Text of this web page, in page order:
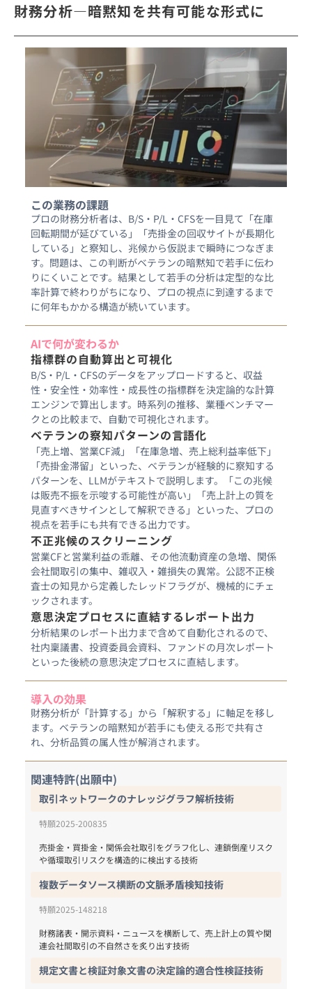
財務分析―暗黙知を共有可能な形式に
この業務の課題
プロの財務分析者は、B/S・P/L・CFSを一目見て「在庫
回転期間が延びている」「売掛金の回収サイトが長期化
している」と察知し、兆候から仮説まで瞬時につなぎま
す。問題は、この判断がベテランの暗黙知で若手に伝わ
りにくいことです。結果として若手の分析は定型的な比
率計算で終わりがちになり、プロの視点に到達するまで
AIで何が変わるか
指標群の自動算出と可視化
B/S・P/L・CFSのデータをアップロードすると、収益
性・安全性・効率性・成長性の指標群を決定論的な計算
エンジンで算出します。時系列の推移、業種ベンチマー
ベテランの察知パターンの言語化
「売上増、営業CF減」「在庫急増、売上総利益率低下」
「売掛金滞留」といった、ベテランが経験的に察知する
パターンを、LLMがテキストで説明します。「この兆候
は販売不振を示唆する可能性が高い」「売上計上の質を
見直すべきサインとして解釈できる」といった、プロの
視点を若手にも共有できる出力です。
不正兆候のスクリーニング
営業CFと営業利益の乖離、その他流動資産の急増、関係
会社間取引の集中、雑収入・雑損失の異常。公認不正検
査士の知見から定義したレッドフラグが、機械的にチェ
ックされます。
意思決定プロセスに直結するレポート出力
分析結果のレポート出力まで含めて自動化されるので、
社内稟議書、投資委員会資料、ファンドの月次レポート
といった後続の意思決定プロセスに直結します。
導入の効果
財務分析が「計算する」から「解釈する」に軸足を移し
ます。ベテランの暗黙知が若手にも使える形で共有さ
れ、分析品質の属人性が解消されます。
関連特許(出願中)
取引ネットワークのナレッジグラフ解析技術
特願2025-200835
売掛金・買掛金・関係会社取引をグラフ化し、連鎖倒産リスク
や循環取引リスクを構造的に検出する技術
複数データソース横断の文脈矛盾検知技術
特願2025-148218
財務諸表・開示資料・ニュースを横断して、売上計上の質や関
規定文書と検証対象文書の決定論的適合性検証技術